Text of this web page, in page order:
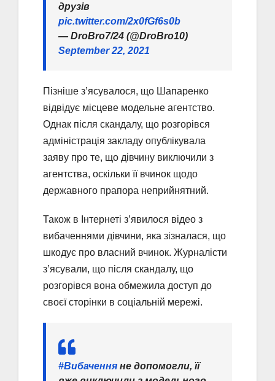
друзів
pic.twitter.com/2x0fGf6s0b
— DroBro7/24 (@DroBro10)
September 22, 2021
Пізніше з’ясувалося, що Шапаренко
відвідує місцеве модельне агентство.
Однак після скандалу, що розгорівся
адміністрація закладу опублікувала
заяву про те, що дівчину виключили з
агентства, оскільки її вчинок щодо
державного прапора неприйнятний.
Також в Інтернеті з’явилося відео з
вибаченнями дівчини, яка зізналася, що
шкодує про власний вчинок. Журналісти
з’ясували, що після скандалу, що
розгорівся вона обмежила доступ до
своєї сторінки в соціальній мережі.
#Вибачення не допомогли, її